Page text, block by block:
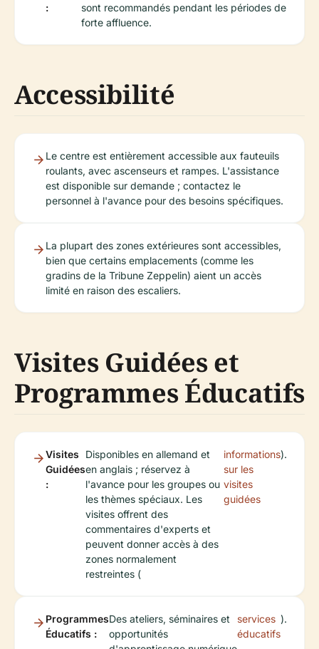
:
sont recommandés pendant les périodes de
forte affluence.
Accessibilité
Le centre est entièrement accessible aux fauteuils
roulants, avec ascenseurs et rampes. L'assistance
est disponible sur demande ; contactez le
personnel à l'avance pour des besoins spécifiques.
La plupart des zones extérieures sont accessibles,
bien que certains emplacements (comme les
gradins de la Tribune Zeppelin) aient un accès
limité en raison des escaliers.
Visites Guidées et
Programmes Éducatifs
Visites
Guidées
:
Disponibles en allemand et
en anglais ; réservez à
l'avance pour les groupes ou
les thèmes spéciaux. Les
visites offrent des
commentaires d'experts et
peuvent donner accès à des
zones normalement
restreintes (
informations
sur les
visites
guidées
).
Programmes
Éducatifs :
Des ateliers, séminaires et
opportunités
services
éducatifs
).